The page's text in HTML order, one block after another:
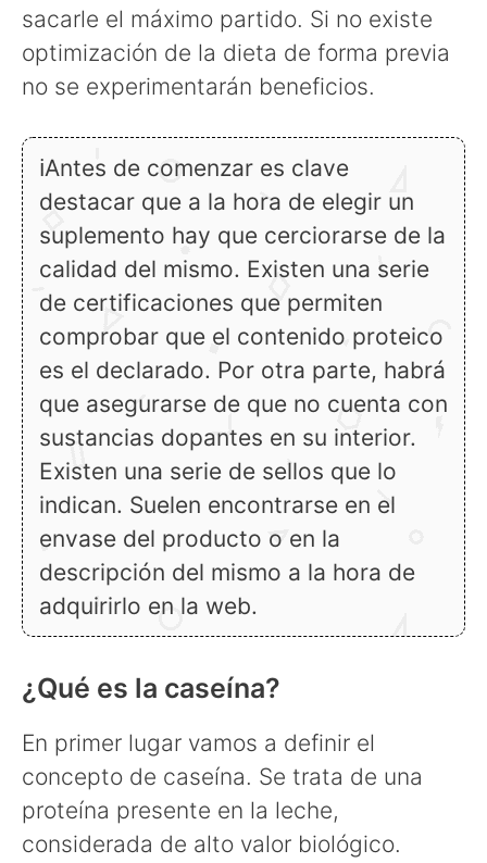
sacarle el máximo partido. Si no existe
optimización de la dieta de forma previa
no se experimentarán beneficios.
ℹAntes de comenzar es clave
destacar que a la hora de elegir un
suplemento hay que cerciorarse de la
calidad del mismo. Existen una serie
de certificaciones que permiten
comprobar que el contenido proteico
es el declarado. Por otra parte, habrá
que asegurarse de que no cuenta con
sustancias dopantes en su interior.
Existen una serie de sellos que lo
indican. Suelen encontrarse en el
envase del producto o en la
descripción del mismo a la hora de
adquirirlo en la web.
¿Qué es la caseína?
En primer lugar vamos a definir el
concepto de caseína. Se trata de una
proteína presente en la leche,
considerada de alto valor biológico.